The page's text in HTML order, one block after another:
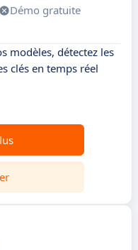
Démo gratuite
modèles, détectez les
clés en temps réel